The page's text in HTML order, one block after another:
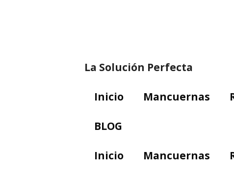
La Solución Perfecta
Inicio Mancuernas
BLOG
Inicio Mancuernas